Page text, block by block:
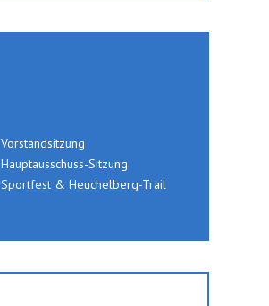
Vorstandsitzung
Hauptausschuss-Sitzung
Sportfest & Heuchelberg-Trail